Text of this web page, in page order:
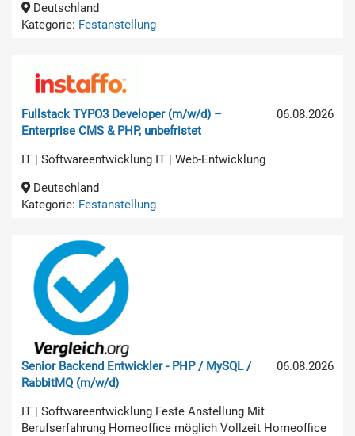
Deutschland
Kategorie: Festanstellung
06.08.2026
Fullstack TYPO3 Developer (m/w/d) –
Enterprise CMS & PHP, unbefristet
IT | Softwareentwicklung IT | Web-Entwicklung
Deutschland
Kategorie: Festanstellung
06.08.2026
Senior Backend Entwickler - PHP / MySQL /
RabbitMQ (m/w/d)
IT | Softwareentwicklung Feste Anstellung Mit
Berufserfahrung Homeoffice möglich Vollzeit Homeoffice